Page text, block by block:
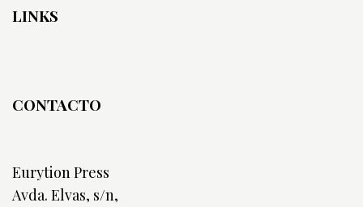
LINKS
CONTACTO
Eurytion Press
Avda. Elvas, s/n,